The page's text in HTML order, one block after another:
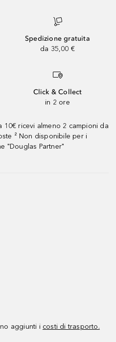
Spedizione gratuita
da 35,00 €
Click & Collect
in 2 ore
ricevi almeno 2 campioni da
² Non disponibile per i
"Douglas Partner"
aggiunti i costi di trasporto.